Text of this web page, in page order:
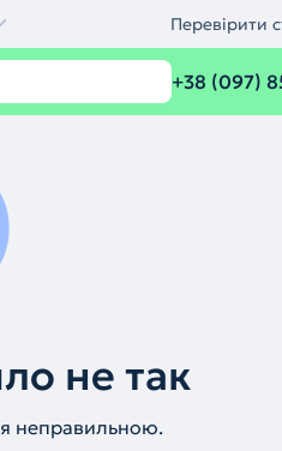
Перевірити
+38 (097)
не так
неправильною.